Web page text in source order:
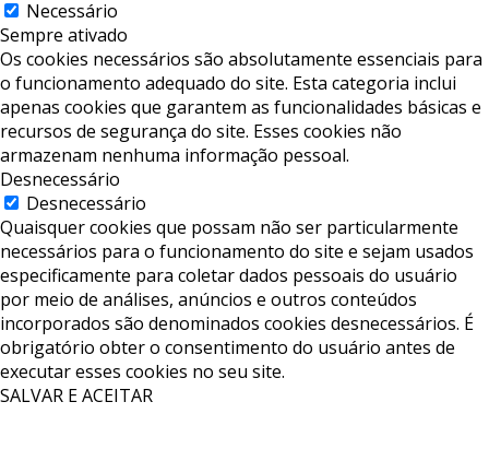
Necessário
Sempre ativado
Os cookies necessários são absolutamente essenciais para
o funcionamento adequado do site. Esta categoria inclui
apenas cookies que garantem as funcionalidades básicas e
recursos de segurança do site. Esses cookies não
armazenam nenhuma informação pessoal.
Desnecessário
Desnecessário
Quaisquer cookies que possam não ser particularmente
necessários para o funcionamento do site e sejam usados ​​
especificamente para coletar dados pessoais do usuário
por meio de análises, anúncios e outros conteúdos
incorporados são denominados cookies desnecessários. É
obrigatório obter o consentimento do usuário antes de
executar esses cookies no seu site.
SALVAR E ACEITAR